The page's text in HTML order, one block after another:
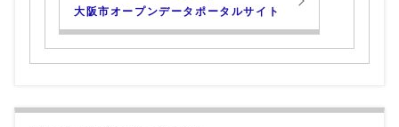
大阪市オープンデータポータルサイト